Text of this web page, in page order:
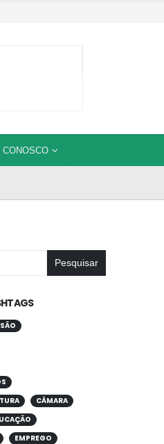
CONOSCO
Pesquisar
CÂMARA
EMPREGO